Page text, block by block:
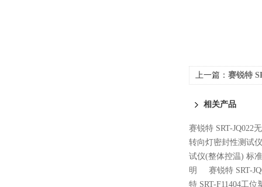
上一篇： 赛锐特
相关产品
赛锐特 SRT-JQ022
转向灯密封性测试
试仪(整体控温) 标准
明
赛锐特 SRT-
特 SRT-F11404工